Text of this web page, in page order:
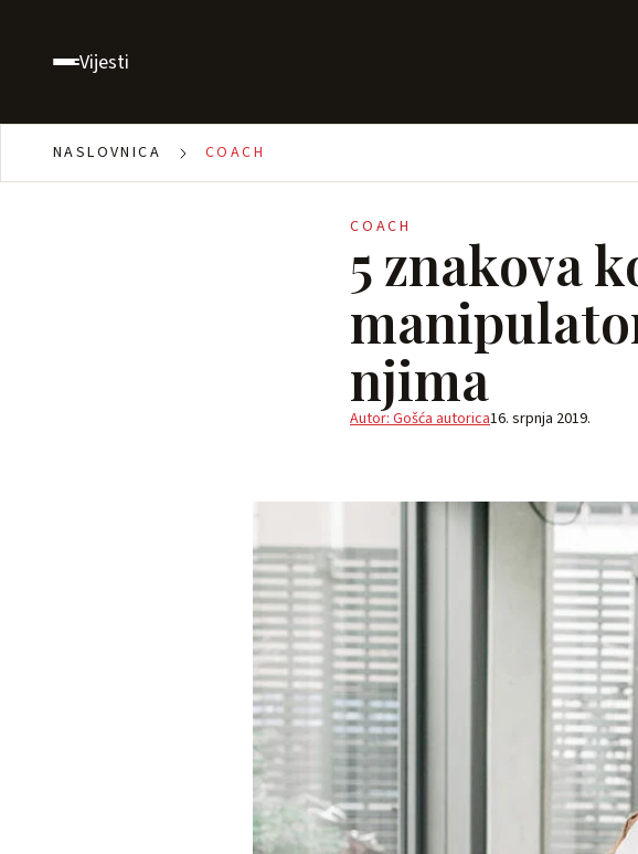
Vijesti
NASLOVNICA COACH
COACH
5 znakova
njima
Autor: Gošća autorica16. srpnja 2019.